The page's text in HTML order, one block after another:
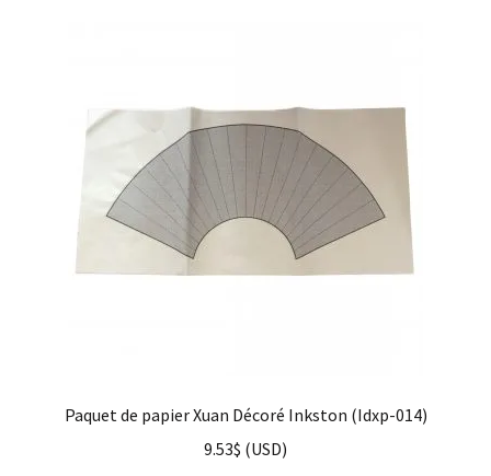
Paquet de papier Xuan Décoré Inkston (Idxp-014)
9.53$ (USD)